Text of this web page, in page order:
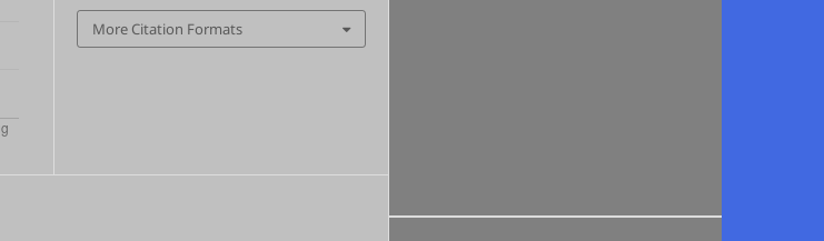
More Citation Formats